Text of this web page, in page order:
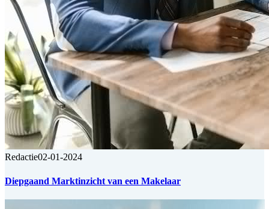
Redactie02-01-2024
Diepgaand Marktinzicht van een Makelaar